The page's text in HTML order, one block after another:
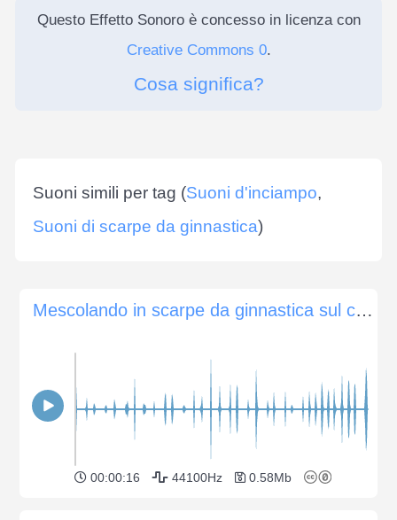
Questo Effetto Sonoro è concesso in licenza con
Creative Commons 0.
Cosa significa?
Suoni simili per tag (Suoni d'inciampo,
Suoni di scarpe da ginnastica)
Mescolando in scarpe da ginnastica sul cemento
00:00:16 44100Hz 0.58Mb